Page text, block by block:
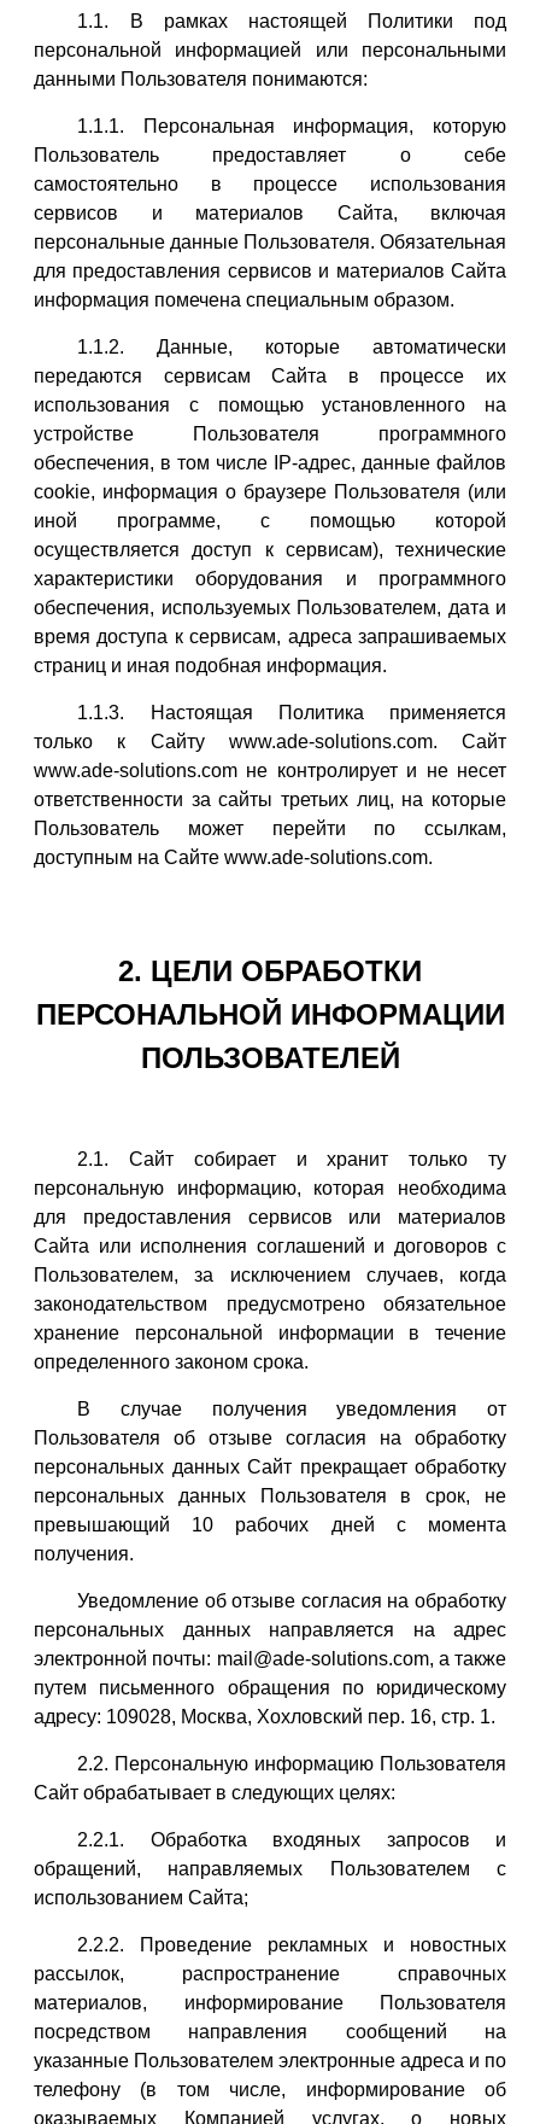
1.1. В рамках настоящей Политики под
персональной информацией или персональными
данными Пользователя понимаются:
1.1.1. Персональная информация, которую
Пользователь предоставляет о себе
самостоятельно в процессе использования
сервисов и материалов Сайта, включая
персональные данные Пользователя. Обязательная
для предоставления сервисов и материалов Сайта
информация помечена специальным образом.
1.1.2. Данные, которые автоматически
передаются сервисам Сайта в процессе их
использования с помощью установленного на
устройстве Пользователя программного
обеспечения, в том числе IP-адрес, данные файлов
cookie, информация о браузере Пользователя (или
иной программе, с помощью которой
осуществляется доступ к сервисам), технические
характеристики оборудования и программного
обеспечения, используемых Пользователем, дата и
время доступа к сервисам, адреса запрашиваемых
страниц и иная подобная информация.
1.1.3. Настоящая Политика применяется
только к Сайту www.ade-solutions.com. Сайт
www.ade-solutions.com не контролирует и не несет
ответственности за сайты третьих лиц, на которые
Пользователь может перейти по ссылкам,
доступным на Сайте www.ade-solutions.com.
2. ЦЕЛИ ОБРАБОТКИ
ПЕРСОНАЛЬНОЙ ИНФОРМАЦИИ
ПОЛЬЗОВАТЕЛЕЙ
2.1. Сайт собирает и хранит только ту
персональную информацию, которая необходима
для предоставления сервисов или материалов
Сайта или исполнения соглашений и договоров с
Пользователем, за исключением случаев, когда
законодательством предусмотрено обязательное
хранение персональной информации в течение
определенного законом срока.
В случае получения уведомления от
Пользователя об отзыве согласия на обработку
персональных данных Сайт прекращает обработку
персональных данных Пользователя в срок, не
превышающий 10 рабочих дней с момента
получения.
Уведомление об отзыве согласия на обработку
персональных данных направляется на адрес
электронной почты: mail@ade-solutions.com, а также
путем письменного обращения по юридическому
адресу: 109028, Москва, Хохловский пер. 16, стр. 1.
2.2. Персональную информацию Пользователя
Сайт обрабатывает в следующих целях:
2.2.1. Обработка входяных запросов и
обращений, направляемых Пользователем с
использованием Сайта;
2.2.2. Проведение рекламных и новостных
рассылок, распространение справочных
материалов, информирование Пользователя
посредством направления сообщений на
указанные Пользователем электронные адреса и по
телефону (в том числе, информирование об
оказываемых Компанией услугах, о новых